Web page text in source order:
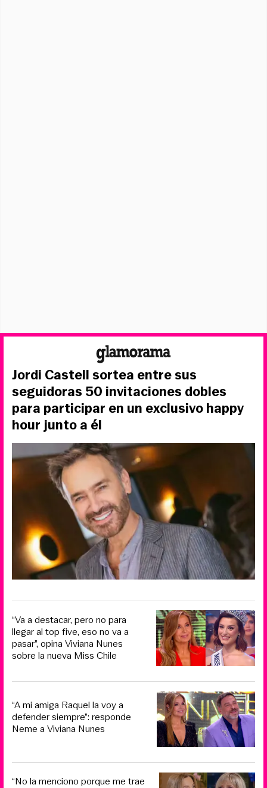
Jordi Castell sortea entre sus
seguidoras 50 invitaciones dobles
para participar en un exclusivo happy
hour junto a él
“Va a destacar, pero no para
llegar al top five, eso no va a
pasar”, opina Viviana Nunes
sobre la nueva Miss Chile
“A mi amiga Raquel la voy a
defender siempre”: responde
Neme a Viviana Nunes
“No la menciono porque me trae